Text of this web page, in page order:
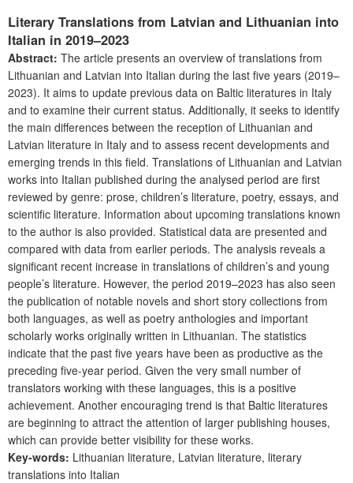
Literary Translations from Latvian and Lithuanian into
Italian in 2019–2023
Abstract: The article presents an overview of translations from
Lithuanian and Latvian into Italian during the last five years (2019–
2023). It aims to update previous data on Baltic literatures in Italy
and to examine their current status. Additionally, it seeks to identify
the main differences between the reception of Lithuanian and
Latvian literature in Italy and to assess recent developments and
emerging trends in this field. Translations of Lithuanian and Latvian
works into Italian published during the analysed period are first
reviewed by genre: prose, children’s literature, poetry, essays, and
scientific literature. Information about upcoming translations known
to the author is also provided. Statistical data are presented and
compared with data from earlier periods. The analysis reveals a
significant recent increase in translations of children’s and young
people’s literature. However, the period 2019–2023 has also seen
the publication of notable novels and short story collections from
both languages, as well as poetry anthologies and important
scholarly works originally written in Lithuanian. The statistics
indicate that the past five years have been as productive as the
preceding five-year period. Given the very small number of
translators working with these languages, this is a positive
achievement. Another encouraging trend is that Baltic literatures
are beginning to attract the attention of larger publishing houses,
which can provide better visibility for these works.
Key-words: Lithuanian literature, Latvian literature, literary
translations into Italian